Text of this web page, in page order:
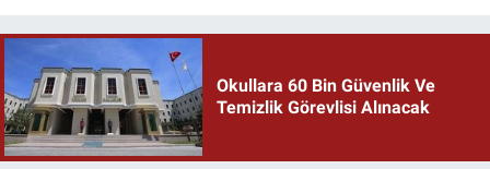
Okullara 60 Bin Güvenlik Ve
Temizlik Görevlisi Alınacak